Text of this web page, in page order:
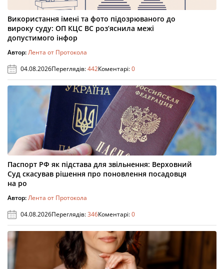
Використання імені та фото підозрюваного до
вироку суду: ОП КЦС ВС роз’яснила межі
допустимого інфор
Автор:Лента от Протокола
04.08.2026Переглядів:442Коментарі:0
Паспорт РФ як підстава для звільнення: Верховний
Суд скасував рішення про поновлення посадовця
на ро
Автор:Лента от Протокола
04.08.2026Переглядів:346Коментарі:0